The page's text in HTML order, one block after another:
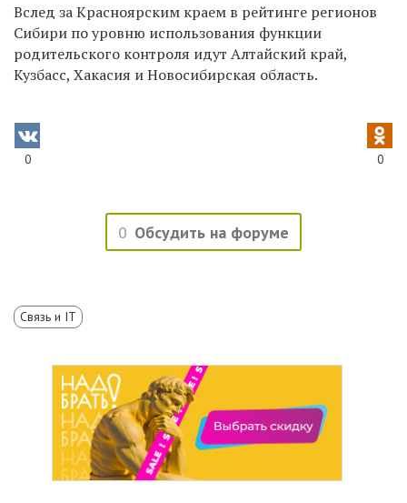
Вслед за Красноярским краем в рейтинге регионов
Сибири по уровню использования функции
родительского контроля идут Алтайский край,
Кузбасс, Хакасия и Новосибирская область.
0 0
0 Обсудить на форуме
Связь и IT